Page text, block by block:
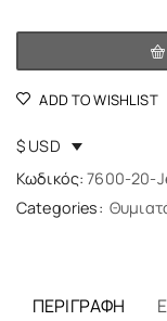
ADD TO WISHLIST
$ USD
Κωδικός: 7600-20-
Categories:
ΠΕΡΙΓΡΑΦΉ